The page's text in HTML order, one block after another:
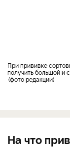
При прививке сортовых саженцев на вишню, алычу и сливу можно
получить большой и
фото редакции
На что